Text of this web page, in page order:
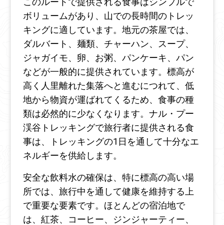
ボリュームがあり、山での長時間のトレッ
キングに適しています。地元の茶屋では、
ダルバート、麺類、チャーハン、スープ、
ジャガイモ、卵、お粥、パンケーキ、パン
などが一般的に提供されています。標高が
高く人里離れた集落へと進むにつれて、低
地から物資が運ばれてくるため、食事の種
類は必然的に少なくなります。ナル・プー
渓谷トレッキングで旅行者に提供される食
事は、トレッキングの1日を通して十分なエ
ネルギーを供給します。
安全な飲料水の確保は、特に標高の高い場
所では、旅行中を通して健康を維持する上
で重要な要素です。ほとんどの宿泊地で
は、紅茶、コーヒー、ジンジャーティー、